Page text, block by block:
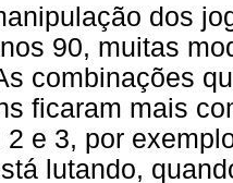
dos
90, muitas
combinações
ficaram mais
2 e 3, por
lutando,